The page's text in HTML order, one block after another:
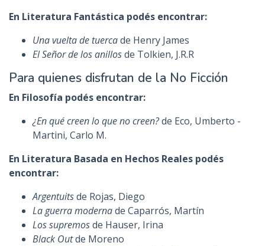
En Literatura Fantástica podés encontrar:
Una vuelta de tuercade Henry James
El Señor de los anillosde Tolkien, J.R.R
Para quienes disfrutan de la No Ficción
En Filosofía podés encontrar:
¿En qué creen lo que no creen?de Eco, Umberto -
Martini, Carlo M.
En Literatura Basada en Hechos Reales podés
encontrar:
Argentuitsde Rojas, Diego
La guerra modernade Caparrós, Martín
Los supremosde Hauser, Irina
Black Outde Moreno